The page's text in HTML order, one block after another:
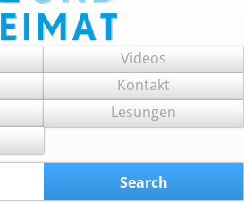
Videos
Kontakt
Lesungen
Search